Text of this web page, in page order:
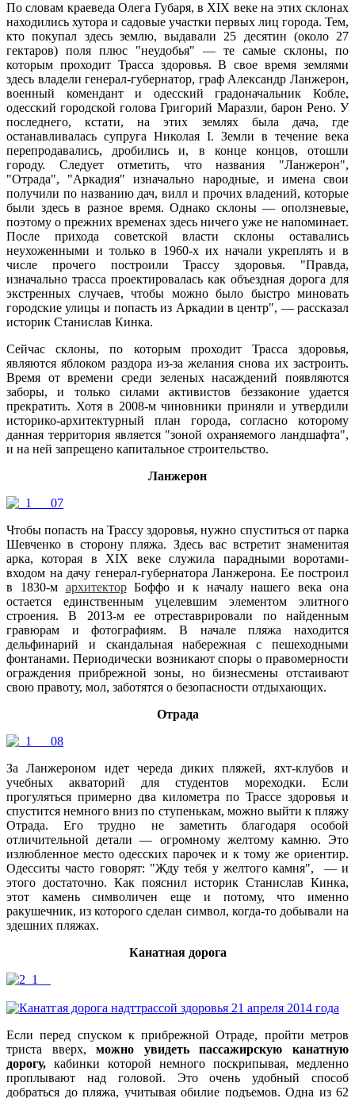
По словам краеведа Олега Губаря, в XIX веке на этих склонах
находились хутора и садовые участки первых лиц города. Тем,
кто покупал здесь землю, выдавали 25 десятин (около 27
гектаров) поля плюс "неудобья" — те самые склоны, по
которым проходит Трасса здоровья. В свое время землями
здесь владели генерал-губернатор, граф Александр Ланжерон,
военный комендант и одесский градоначальник Кобле,
одесский городской голова Григорий Маразли, барон Рено. У
последнего, кстати, на этих землях была дача, где
останавливалась супруга Николая I. Земли в течение века
перепродавались, дробились и, в конце концов, отошли
городу. Следует отметить, что названия "Ланжерон",
"Отрада", "Аркадия" изначально народные, и имена свои
получили по названию дач, вилл и прочих владений, которые
были здесь в разное время. Однако склоны — оползневые,
поэтому о прежних временах здесь ничего уже не напоминает.
После прихода советской власти склоны оставались
неухоженными и только в 1960-х их начали укреплять и в
числе прочего построили Трассу здоровья. "Правда,
изначально трасса проектировалась как объездная дорога для
экстренных случаев, чтобы можно было быстро миновать
городские улицы и попасть из Аркадии в центр", — рассказал
историк Станислав Кинка.
Сейчас склоны, по которым проходит Трасса здоровья,
являются яблоком раздора из-за желания снова их застроить.
Время от времени среди зеленых насаждений появляются
заборы, и только силами активистов беззаконие удается
прекратить. Хотя в 2008-м чиновники приняли и утвердили
историко-архитектурный план города, согласно которому
данная территория является "зоной охраняемого ландшафта",
и на ней запрещено капитальное строительство.
Ланжерон
Чтобы попасть на Трассу здоровья, нужно спуститься от парка
Шевченко в сторону пляжа. Здесь вас встретит знаменитая
арка, которая в XIX веке служила парадными воротами-
входом на дачу генерал-губернатора Ланжерона. Ее построил
в 1830-м архитекторБоффо и к началу нашего века она
остается единственным уцелевшим элементом элитного
строения. В 2013-м ее отреставрировали по найденным
гравюрам и фотографиям. В начале пляжа находится
дельфинарий и скандальная набережная с пешеходными
фонтанами. Периодически возникают споры о правомерности
ограждения прибрежной зоны, но бизнесмены отстаивают
свою правоту, мол, заботятся о безопасности отдыхающих.
Отрада
За Ланжероном идет череда диких пляжей, яхт-клубов и
учебных акваторий для студентов мореходки. Если
прогуляться примерно два километра по Трассе здоровья и
спустится немного вниз по ступенькам, можно выйти к пляжу
Отрада. Его трудно не заметить благодаря особой
отличительной детали — огромному желтому камню. Это
излюбленное место одесских парочек и к тому же ориентир.
Одесситы часто говорят: "Жду тебя у желтого камня", — и
этого достаточно. Как пояснил историк Станислав Кинка,
этот камень символичен еще и потому, что именно
ракушечник, из которого сделан символ, когда-то добывали на
здешних пляжах.
Канатная дорога
Если перед спуском к прибрежной Отраде, пройти метров
триста вверх,можно увидеть пассажирскую канатную
дорогу, кабинки которой немного поскрипывая, медленно
проплывают над головой. Это очень удобный способ
добраться до пляжа, учитывая обилие подъемов. Одна из 62